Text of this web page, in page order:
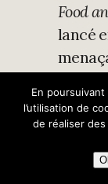
Food
lancé
aux 2
ans
En
l’utilisation de
de réaliser